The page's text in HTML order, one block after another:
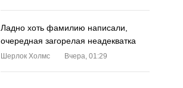
Ладно хоть фамилию написали,
очередная загорелая неадекватка
Шерлок Холмс Вчера, 01:29